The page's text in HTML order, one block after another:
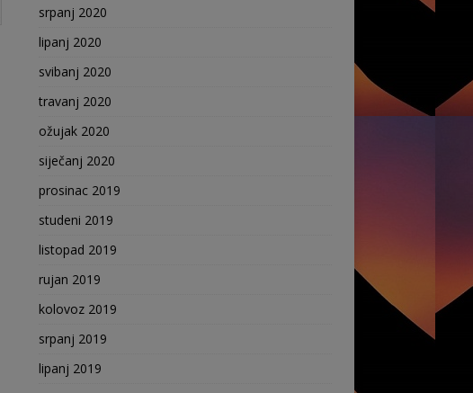
srpanj 2020
lipanj 2020
svibanj 2020
travanj 2020
ožujak 2020
siječanj 2020
prosinac 2019
studeni 2019
listopad 2019
rujan 2019
kolovoz 2019
srpanj 2019
lipanj 2019